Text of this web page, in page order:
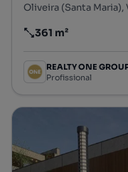
Oliveira (Santa Maria),
Preço por metro
361 m²
REALTY ONE
Profissional